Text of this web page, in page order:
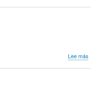
Lee más